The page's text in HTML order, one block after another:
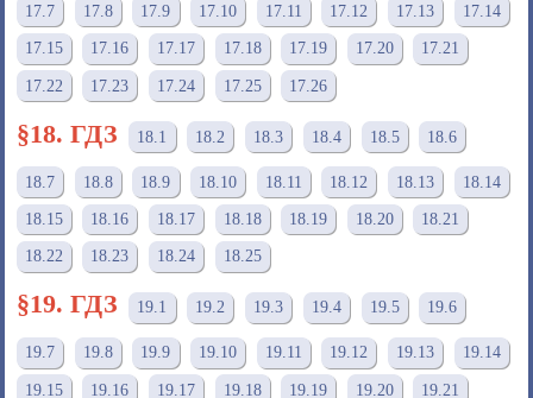
17.7 17.8 17.9 17.10 17.11 17.12 17.13 17.14
17.15 17.16 17.17 17.18 17.19 17.20 17.21
17.22 17.23 17.24 17.25 17.26
§18. ГДЗ 18.1 18.2 18.3 18.4 18.5 18.6
18.7 18.8 18.9 18.10 18.11 18.12 18.13 18.14
18.15 18.16 18.17 18.18 18.19 18.20 18.21
18.22 18.23 18.24 18.25
§19. ГДЗ 19.1 19.2 19.3 19.4 19.5 19.6
19.7 19.8 19.9 19.10 19.11 19.12 19.13 19.14
19.15 19.16 19.17 19.18 19.19 19.20 19.21